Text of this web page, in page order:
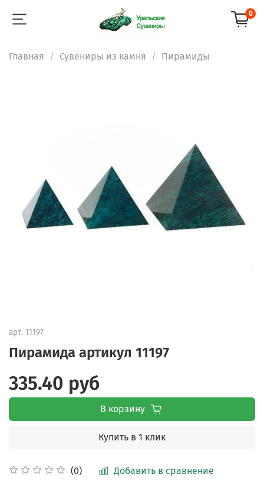
0
Главная Сувениры из камня Пирамиды
арт. 11197
Пирамида артикул 11197
(0) Добавить в сравнение
335.40 руб
В корзину
Купить в 1 клик